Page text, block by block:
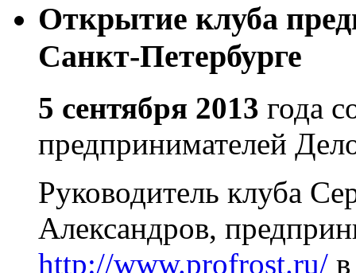
Открытие клуба
Санкт-Петербурге
5 сентября 2013 года
предпринимателей
Руководитель клуба
Александров,
http://www.profrost.ru/